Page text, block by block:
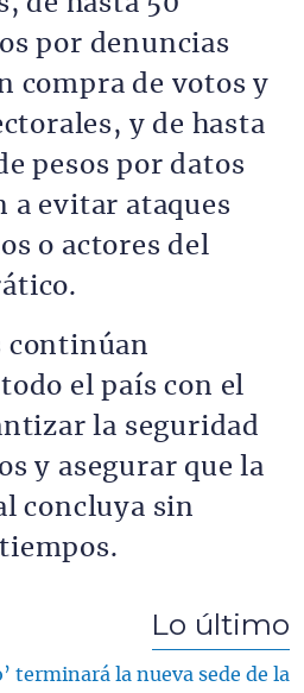
por denuncias
compra de votos y
y de hasta
pesos por datos
a evitar ataques
o actores del
continúan
el país con el
la seguridad
y asegurar que la
concluya sin
Lo último
terminará la nueva sede de la